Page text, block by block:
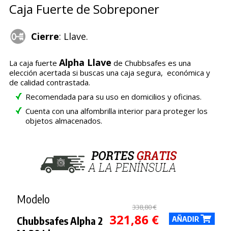
Caja Fuerte de Sobreponer
Cierre: Llave.
La caja fuerte Alpha Llave de Chubbsafes es una
elección acertada si buscas una caja segura, económica y
de calidad contrastada.
Recomendada para su uso en domicilios y oficinas.
Cuenta con una alfombrilla interior para proteger los
objetos almacenados.
Modelo
Chubbsafes Alpha 2
338,80 €
321,86 €